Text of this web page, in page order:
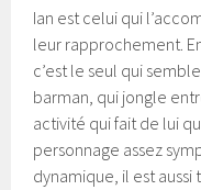
Ian est celui qui
leur rapprochement.
c’est le seul qui
barman, qui jongle
activité qui fait de lui
personnage assez
dynamique, il est